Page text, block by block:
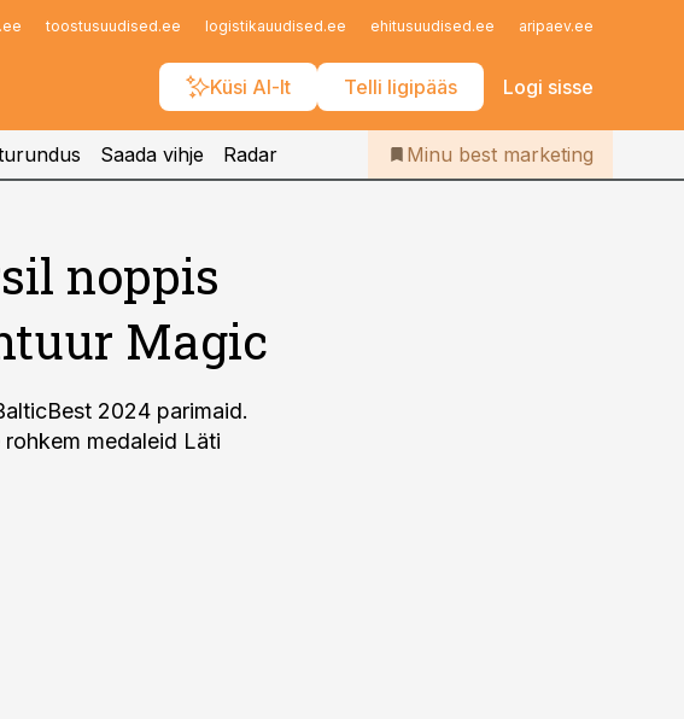
toostusuudised.ee logistikauudised.ee ehitusuudised.ee aripaev.ee
Küsi AI-lt Telli ligipääs Logi sisse
Iseteenindus
Telli Bestmarketing
Saada vihje Radar Minu best marketing
noppis
Magic
2024 parimaid.
medaleid Läti